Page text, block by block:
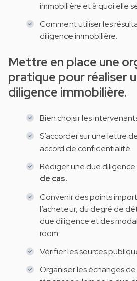
immobilière et à quoi elle
Comment utiliser les
diligence immobilière.
Mettre en place une organisation
pratique pour réaliser
diligence immobilière.
Bien choisir les
S’accorder sur une lettre
accord de confidentialité.
Rédiger une due diligence
de cas.
Convenir des points
l’acheteur, du degré de
due diligence et des
room.
Vérifier les sources
Organiser les échanges